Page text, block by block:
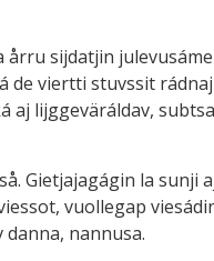
sijdatjin
de viertti stuvssit
aj lijggeväráldav,
Gietjajagágin la
vuollegap
danna, nannusa.